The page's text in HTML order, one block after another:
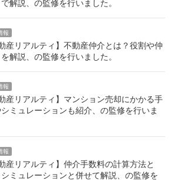
解説、の監修を行いました。
報
リアルティ】不動産仲介とは？役割や仲
解説、の監修を行いました。
報
リアルティ】マンション売却にかかる手
ミュレーションも紹介、の監修を行いま
報
リアルティ】仲介手数料の計算方法と
ミュレーションと併せて解説、の監修を